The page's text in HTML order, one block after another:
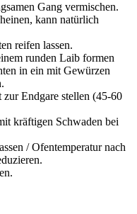
Gang vermischen.
kann natürlich
reifen lassen.
runden Laib formen
in ein mit Gewürzen
Endgare stellen (45-60
kräftigen Schwaden bei
/ Ofentemperatur nach